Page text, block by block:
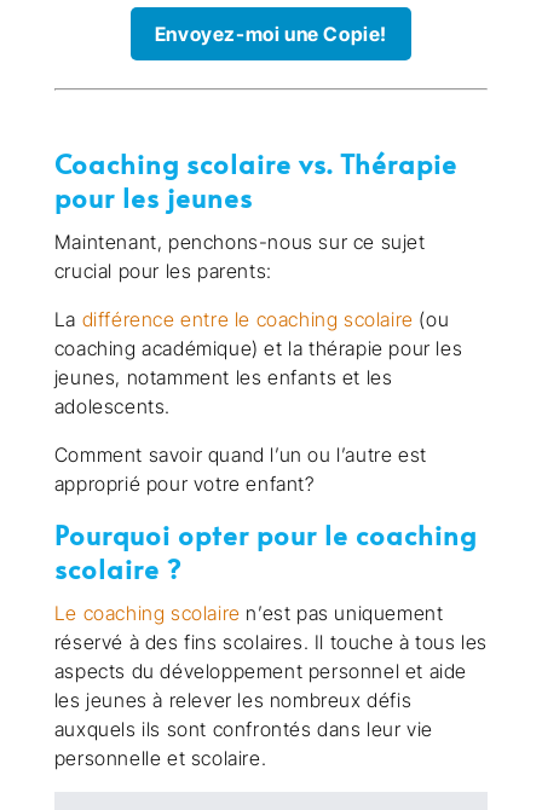
Envoyez-moi une Copie!
Coaching scolaire vs. Thérapie
pour les jeunes
Maintenant, penchons-nous sur ce sujet
crucial pour les parents:
La différence entre le coaching scolaire (ou
coaching académique) et la thérapie pour les
jeunes, notamment les enfants et les
adolescents.
Comment savoir quand l’un ou l’autre est
approprié pour votre enfant?
Pourquoi opter pour le coaching
scolaire ?
Le coaching scolaire n’est pas uniquement
réservé à des fins scolaires. Il touche à tous les
aspects du développement personnel et aide
les jeunes à relever les nombreux défis
auxquels ils sont confrontés dans leur vie
personnelle et scolaire.